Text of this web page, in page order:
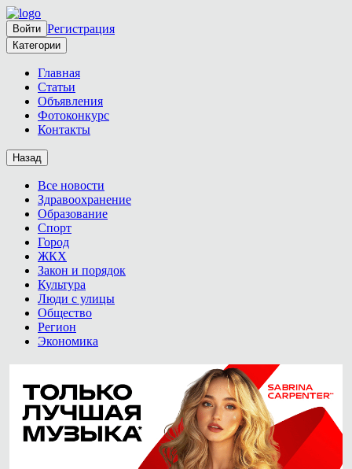
Войти Регистрация
Категории
Главная
Статьи
Объявления
Фотоконкурс
Контакты
Назад
Все новости
Здравоохранение
Образование
Спорт
Город
ЖКХ
Закон и порядок
Культура
Люди с улицы
Общество
Регион
Экономика